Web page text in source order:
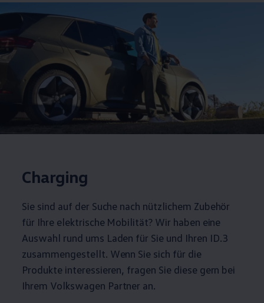
Charging
Sie sind auf der Suche nach nützlichem Zubehör
für Ihre elektrische Mobilität? Wir haben eine
Auswahl rund ums Laden für Sie und Ihren ID.3
zusammengestellt. Wenn Sie sich für die
Produkte interessieren, fragen Sie diese gern bei
Ihrem Volkswagen Partner an.